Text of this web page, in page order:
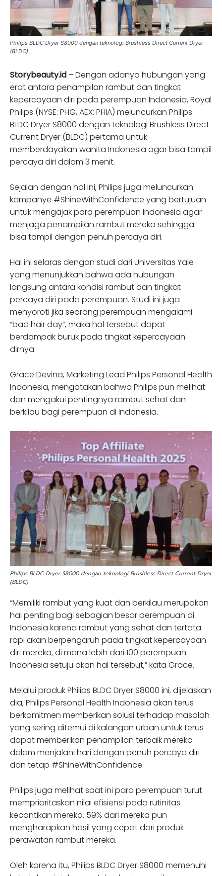
Philips BLDC Dryer S8000 dengan teknologi Brushless Direct Current Dryer
(BLDC)
Storybeauty.id – Dengan adanya hubungan yang
erat antara penampilan rambut dan tingkat
kepercayaan diri pada perempuan Indonesia, Royal
Philips (NYSE: PHG, AEX: PHIA) meluncurkan Philips
BLDC Dryer S8000 dengan teknologi Brushless Direct
Current Dryer (BLDC) pertama untuk
memberdayakan wanita Indonesia agar bisa tampil
percaya diri dalam 3 menit.
Sejalan dengan hal ini, Philips juga meluncurkan
kampanye #ShineWithConfidence yang bertujuan
untuk mengajak para perempuan Indonesia agar
menjaga penampilan rambut mereka sehingga
bisa tampil dengan penuh percaya diri.
Hal ini selaras dengan studi dari Universitas Yale
yang menunjukkan bahwa ada hubungan
langsung antara kondisi rambut dan tingkat
percaya diri pada perempuan. Studi ini juga
menyoroti jika seorang perempuan mengalami
“bad hair day”, maka hal tersebut dapat
berdampak buruk pada tingkat kepercayaan
dirnya.
Grace Devina, Marketing Lead Philips Personal Health
Indonesia, mengatakan bahwa Philips pun melihat
dan mengakui pentingnya rambut sehat dan
berkilau bagi perempuan di Indonesia.
Philips BLDC Dryer S8000 dengan teknologi Brushless Direct Current Dryer
(BLDC)
“Memiliki rambut yang kuat dan berkilau merupakan
hal penting bagi sebagian besar perempuan di
Indonesia karena rambut yang sehat dan tertata
rapi akan berpengaruh pada tingkat kepercayaan
diri mereka, di mana lebih dari 100 perempuan
Indonesia setuju akan hal tersebut,” kata Grace.
Melalui produk Philips BLDC Dryer S8000 ini, dijelaskan
dia, Philips Personal Health Indonesia akan terus
berkomitmen memberikan solusi terhadap masalah
yang sering ditemui di kalangan urban untuk terus
dapat memberikan penampilan terbaik mereka
dalam menjalani hari dengan penuh percaya diri
dan tetap #ShineWithConfidence.
Philips juga melihat saat ini para perempuan turut
memprioritaskan nilai efisiensi pada rutinitas
kecantikan mereka. 59% dari mereka pun
mengharapkan hasil yang cepat dari produk
perawatan rambut mereka.
Oleh karena itu, Philips BLDC Dryer S8000 memenuhi